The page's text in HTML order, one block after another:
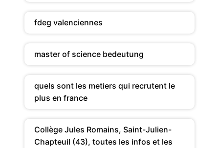
fdeg valenciennes
master of science bedeutung
quels sont les metiers qui recrutent le
plus en france
Collège Jules Romains, Saint-Julien-
Chapteuil (43), toutes les infos et les